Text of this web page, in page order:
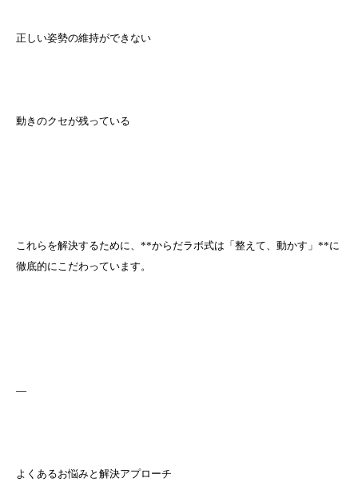
正しい姿勢の維持ができない
動きのクセが残っている
これらを解決するために、**からだラボ式は「整えて、動かす」**に
徹底的にこだわっています。
—
よくあるお悩みと解決アプローチ